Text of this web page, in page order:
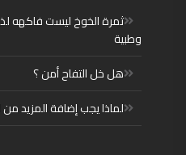
ثمرة الخوخ ليست فاكهه
وطبية
هل خل التفاح أمن ؟
لماذا يجب إضافة المزيد